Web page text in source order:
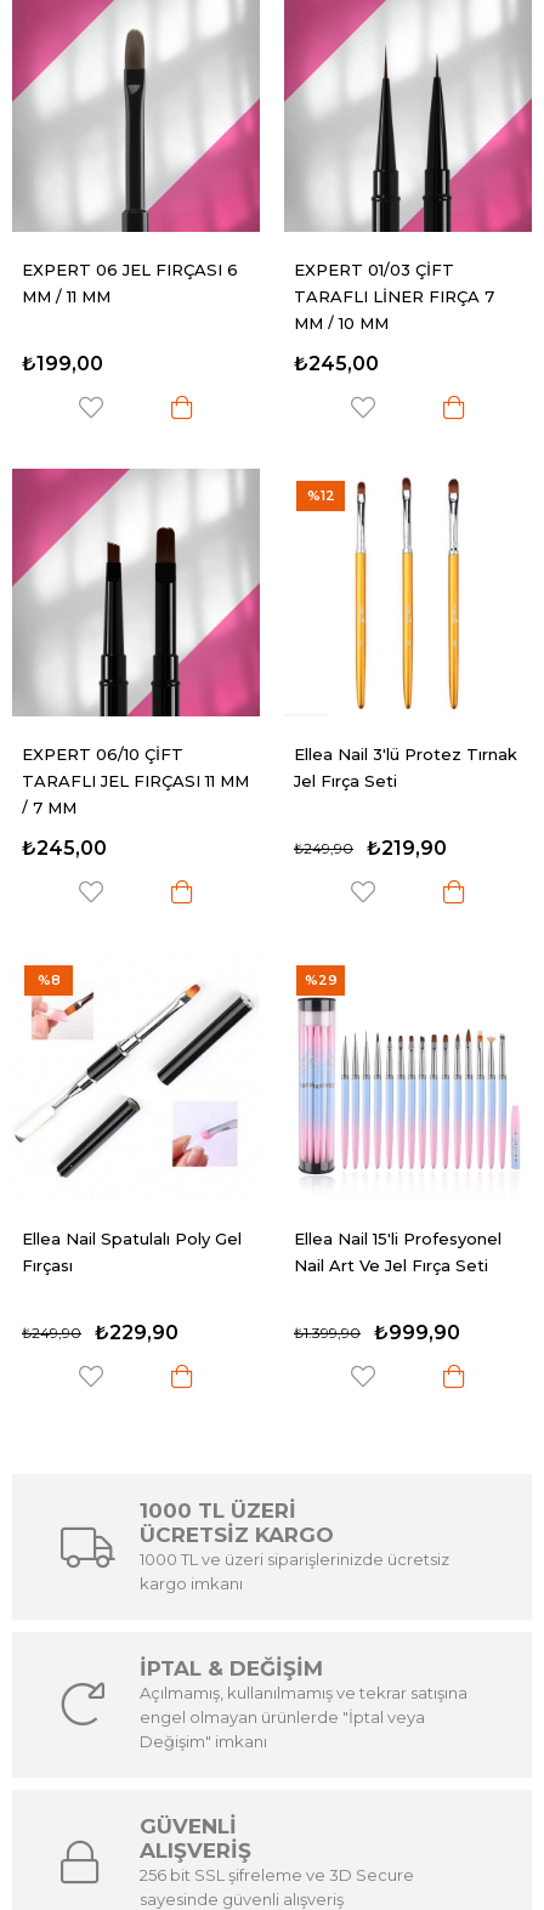
EXPERT 06 JEL FIRÇASI 6
MM / 11 MM
₺199,00
EXPERT 01/03 ÇİFT
TARAFLI LİNER FIRÇA 7
MM / 10 MM
₺245,00
EXPERT 06/10 ÇİFT
TARAFLI JEL FIRÇASI 11 MM
/ 7 MM
₺245,00
Ellea Nail 3'lü Protez Tırnak
Jel Fırça Seti
₺219,90
₺249,90
%12
Ellea Nail Spatulalı Poly Gel
Fırçası
₺229,90
₺249,90
%8
Ellea Nail 15'li Profesyonel
Nail Art Ve Jel Fırça Seti
₺999,90
₺1.399,90
%29
1000 TL ÜZERİ
ÜCRETSİZ KARGO
1000 TL ve üzeri siparişlerinizde ücretsiz
kargo imkanı
İPTAL & DEĞİŞİM
Açılmamış, kullanılmamış ve tekrar satışına
engel olmayan ürünlerde "İptal veya
Değişim" imkanı
GÜVENLİ
ALIŞVERİŞ
256 bit SSL şifreleme ve 3D Secure
sayesinde güvenli alışveriş